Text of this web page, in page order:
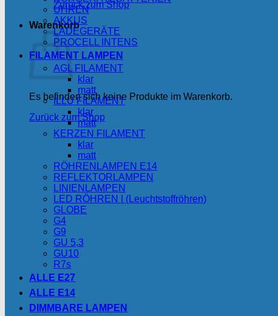
Zurück zum Shop
Warenkorb
Es befinden sich keine Produkte im Warenkorb.
Zurück zum Shop
UHREN
AKKUS
LADEGERÄTE
PROCELL INTENS
FILAMENT LAMPEN
AGL FILAMENT
klar
matt
ILLU FILAMENT
klar
matt
KERZEN FILAMENT
klar
matt
RÖHRENLAMPEN E14
REFLEKTORLAMPEN
LINIENLAMPEN
LED RÖHREN | (Leuchtstoffröhren)
GLOBE
G4
G9
GU 5,3
GU10
R7s
ALLE E27
ALLE E14
DIMMBARE LAMPEN